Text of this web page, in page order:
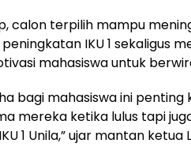
calon terpilih mampu
IKU 1 sekaligus
mahasiswa untuk
bagi mahasiswa ini
mereka ketika lulus tapi
1 Unila,” ujar mantan ketua